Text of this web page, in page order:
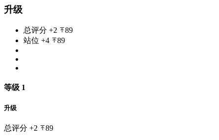
升级
总评分 +2
89
站位 +4 89
等级 1
升级
总评分 +2 89